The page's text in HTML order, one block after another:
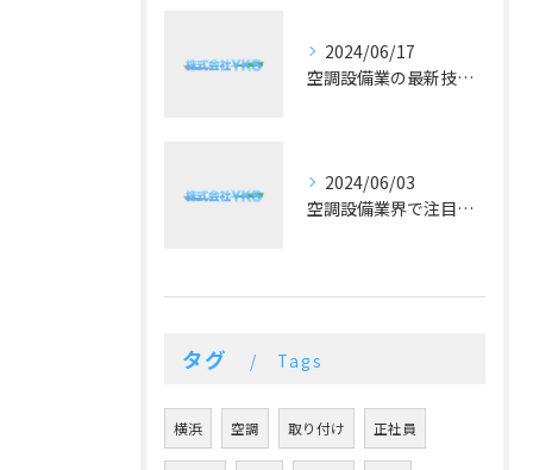
2024/06/17
空調設備業の最新技術と予算に合った提案が好評！
2024/06/03
空調設備業界で注目！冷暖房の最新トレンドとは？
タグ Tags
横浜 空調 取り付け 正社員